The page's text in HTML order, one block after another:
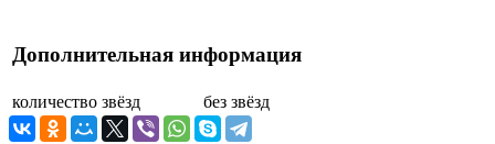
Дополнительная информация
количество звёзд без звёзд